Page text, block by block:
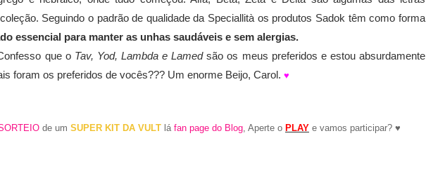
Seguindo o padrão de qualidade da Speciallità os produtos Sadok têm como forma
essencial para manter as unhas saudáveis e sem alergias.
que o Tav, Yod, Lambda e Lamedsão os meus preferidos e estou absurdamente
foram os preferidos de vocês??? Um enorme Beijo, Carol. ♥
de um SUPER KIT DA VULT lá fan page do Blog, Aperte o PLAY e vamos participar? ♥